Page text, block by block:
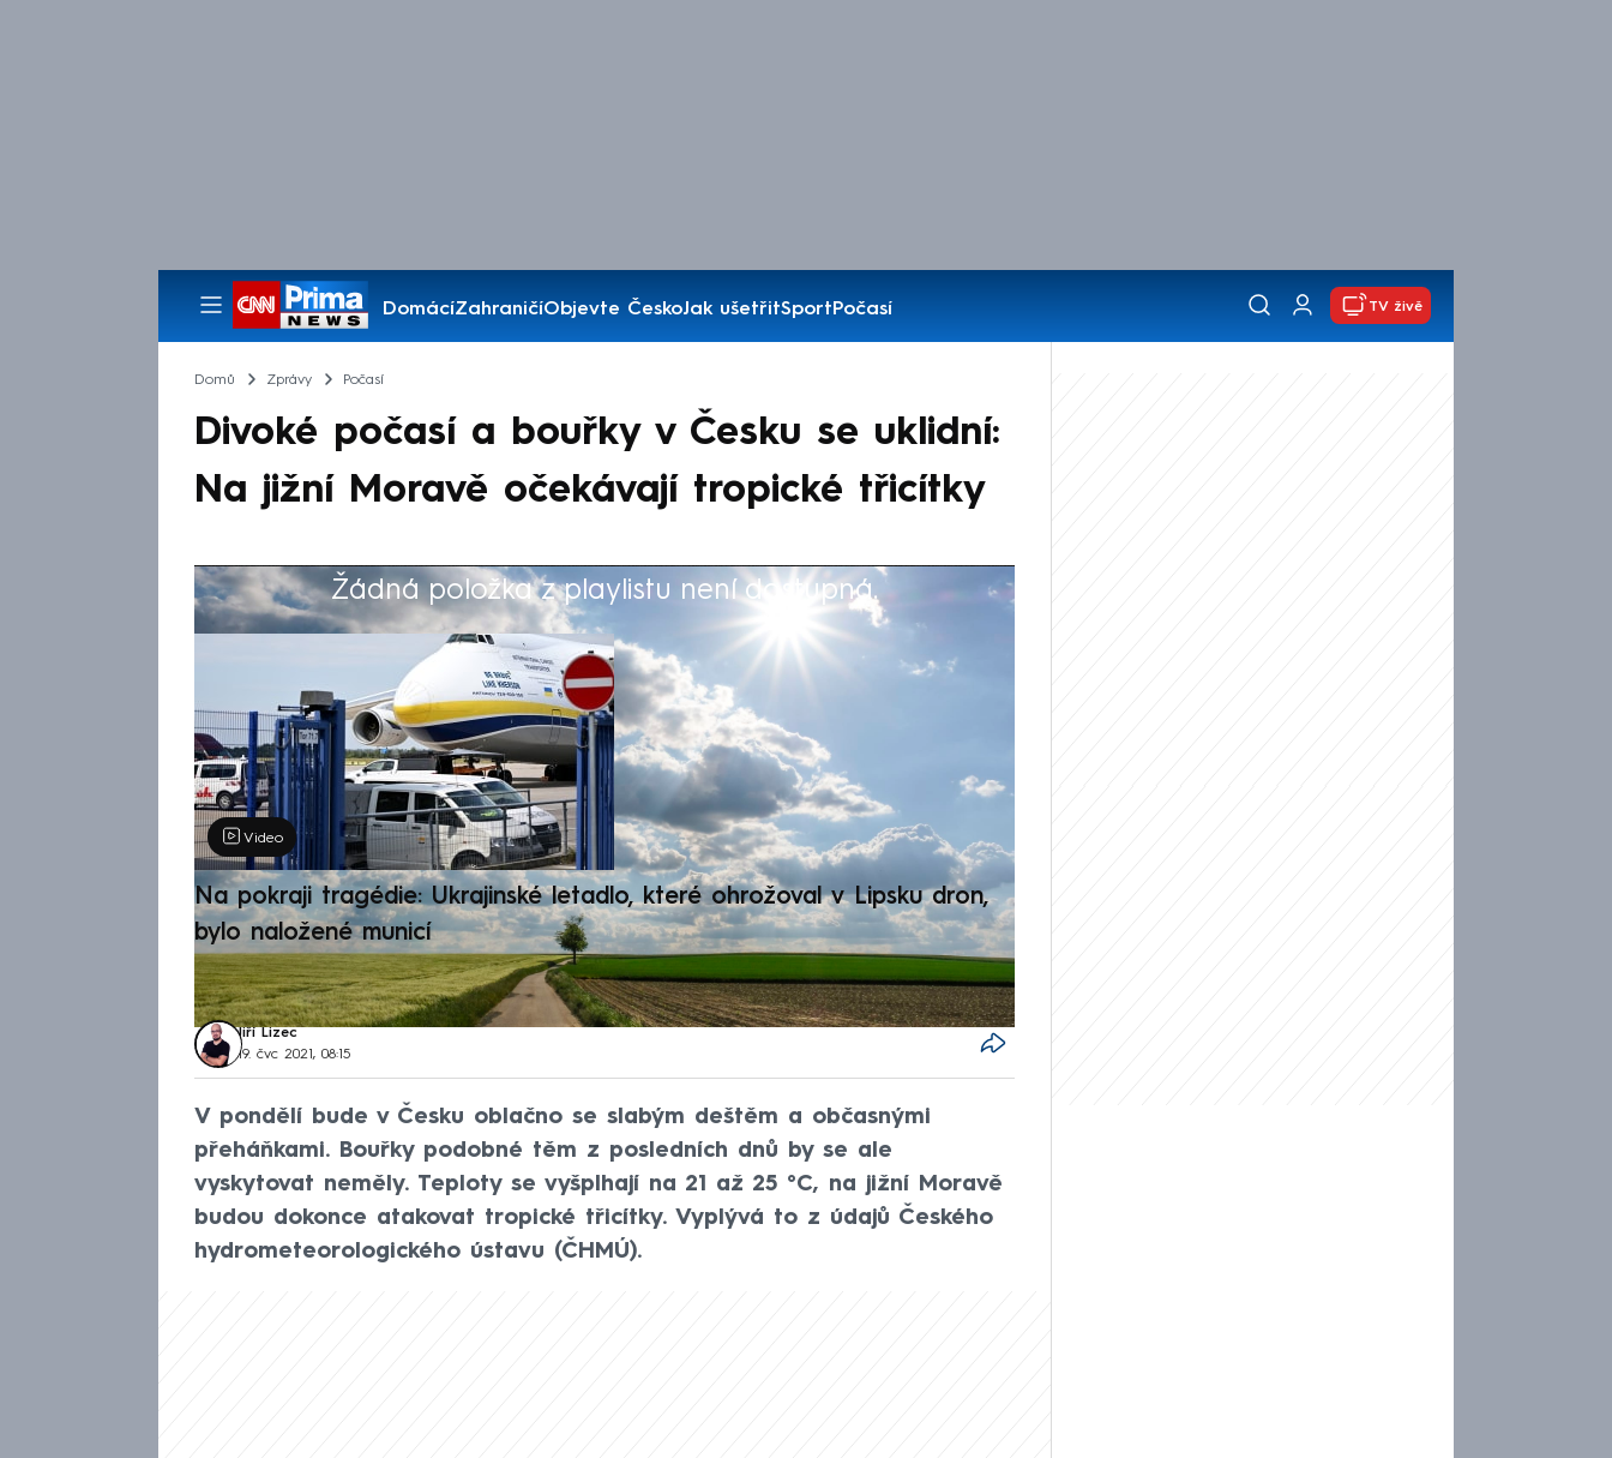
DomácíZahraničíObjevte ČeskoJak ušetřitSportPočasí
Pořady
TV živě
Domů Zprávy Počasí
Divoké počasí a bouřky v Česku se uklidní:
Na jižní Moravě očekávají tropické třicítky
Žádná položka z playlistu není dostupná.
Výběr redakce
Video
Na pokraji tragédie: Ukrajinské letadlo, které ohrožoval v Lipsku dron,
bylo naložené municí
Jiří Lizec
19. čvc 2021, 08:15
V pondělí bude v Česku oblačno se slabým deštěm a občasnými
přeháňkami. Bouřky podobné těm z posledních dnů by se ale
vyskytovat neměly. Teploty se vyšplhají na 21 až 25 °C, na jižní Moravě
budou dokonce atakovat tropické třicítky. Vyplývá to z údajů Českého
hydrometeorologického ústavu (ČHMÚ).